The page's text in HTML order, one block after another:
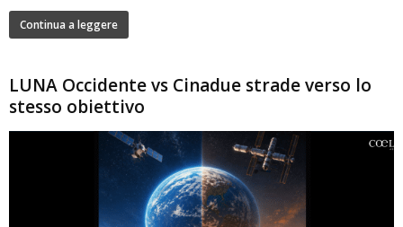
Continua a leggere
LUNA Occidente vs Cinadue strade verso lo
stesso obiettivo